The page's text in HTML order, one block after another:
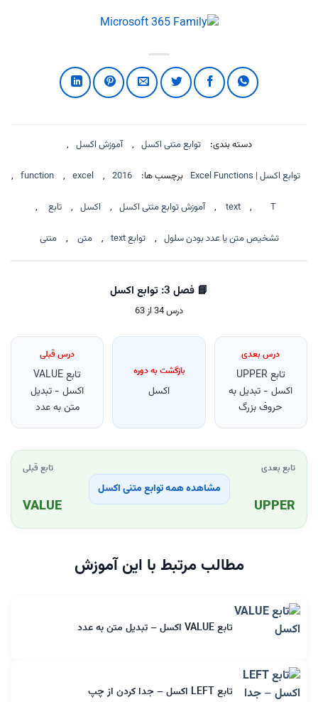
دسته بندی: توابع متنی اکسل , آموزش اکسل ,
توابع اکسل | Excel Functions برچسب ها: 2016
,
excel
,
function
,
T
,
text
, آموزش توابع متنی اکسل , اکسل , تابع ,
تشخیص متن یا عدد بودن سلول , توابع text , متن , متنی
📘 فصل 3: توابع اکسل
درس 34 از 63
درس بعدی
تابع UPPER
اکسل - تبدیل به
حروف بزرگ
بازگشت به دوره
اکسل
درس قبلی
تابع VALUE
اکسل - تبدیل
متن به عدد
تابع بعدی
UPPER
مشاهده همه توابع متنی اکسل
تابع قبلی
VALUE
مطالب مرتبط با این آموزش
تابع VALUE اکسل – تبدیل متن به عدد
تابع LEFT اکسل – جدا کردن از چپ